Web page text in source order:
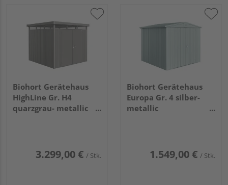
Biohort Gerätehaus
HighLine Gr. H4
quarzgrau- metallic
3.299,00 € / Stk.
Biohort Gerätehaus
Europa Gr. 4 silber-
metallic
1.549,00 € / Stk.